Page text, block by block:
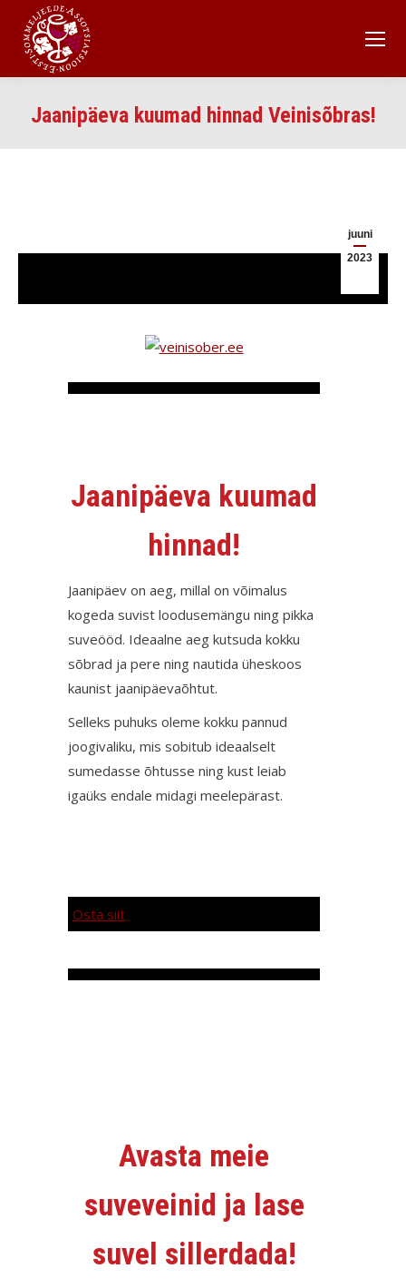
Jaanipäeva kuumad hinnad Veinisõbras!
juuni
2023
Jaanipäeva kuumad
hinnad!
Jaanipäev on aeg, millal on võimalus
kogeda suvist loodusemängu ning pikka
suveööd. Ideaalne aeg kutsuda kokku
sõbrad ja pere ning nautida üheskoos
kaunist jaanipäevaõhtut.
Selleks puhuks oleme kokku pannud
joogivaliku, mis sobitub ideaalselt
sumedasse õhtusse ning kust leiab
igaüks endale midagi meelepärast.
Osta siit
Avasta meie
suveveinid ja lase
suvel sillerdada!